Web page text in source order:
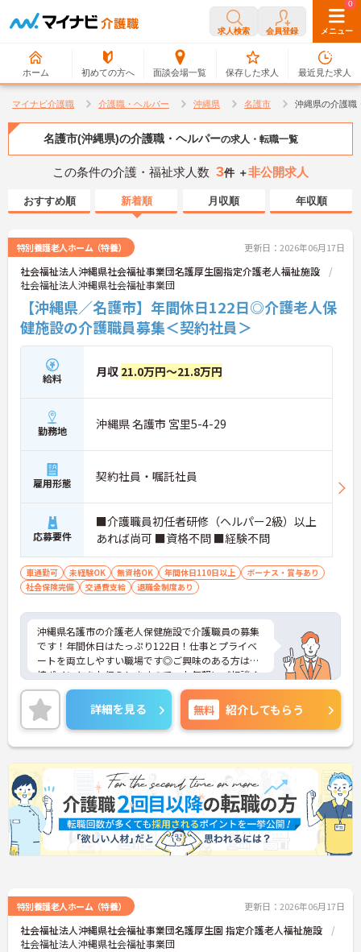
求人検索 会員登録 メニュー
ホーム 初めての方へ 面談会場一覧
0
保存した求人
0
最近見た求人
マイナビ介護職 介護職・ヘルパー 沖縄県 名護市 沖縄県の介護職
名護市(沖縄県)の介護職・ヘルパーの求人・転職一覧
この条件の介護・福祉求人数 3件 ＋非公開求人
おすすめ順 新着順 月収順 年収順
特別養護老人ホーム（特養） 更新日：2026年06月17日
社会福祉法人沖縄県社会福祉事業団名護厚生園指定介護老人福祉施設
社会福祉法人沖縄県社会福祉事業団
【沖縄県／名護市】年間休日122日◎介護老人保
健施設の介護職員募集＜契約社員＞
給料 月収 21.0万円～21.8万円
勤務地 沖縄県 名護市 宮里5-4-29
雇用形態 契約社員・嘱託社員
応募要件
■介護職員初任者研修（ヘルパー2級）以上
あれば尚可 ■資格不問 ■経験不問
車通勤可 未経験OK 無資格OK 年間休日110日以上
ボーナス・賞与あり
社会保険完備
交通費支給 退職金制度あり
沖縄県名護市の介護老人保健施設で介護職員の募集
です！年間休日はたっぷり122日！仕事とプライベ
ートを両立しやすい職場です◎ご興味のある方は面
接ポイントをお伝えしますので、お気軽にご相談く
ださい！
詳細を見る 無料 紹介してもらう
特別養護老人ホーム（特養） 更新日：2026年06月17日
社会福祉法人沖縄県社会福祉事業団名護厚生園 指定介護老人福祉施設
社会福祉法人沖縄県社会福祉事業団